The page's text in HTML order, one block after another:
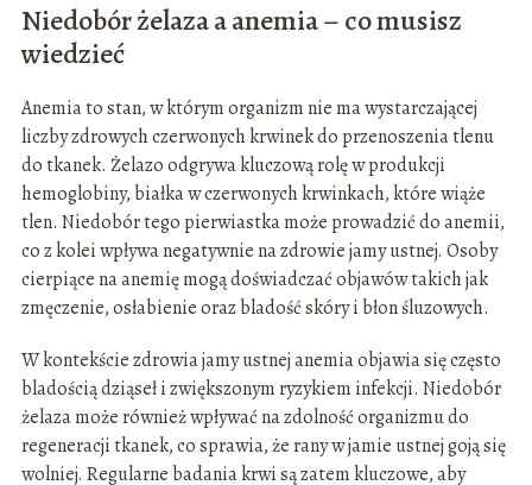
Niedobór żelaza a anemia – co musisz
wiedzieć
Anemia to stan, w którym organizm nie ma wystarczającej
liczby zdrowych czerwonych krwinek do przenoszenia tlenu
do tkanek. Żelazo odgrywa kluczową rolę w produkcji
hemoglobiny, białka w czerwonych krwinkach, które wiąże
tlen. Niedobór tego pierwiastka może prowadzić do anemii,
co z kolei wpływa negatywnie na zdrowie jamy ustnej. Osoby
cierpiące na anemię mogą doświadczać objawów takich jak
zmęczenie, osłabienie oraz bladość skóry i błon śluzowych.
W kontekście zdrowia jamy ustnej anemia objawia się często
bladością dziąseł i zwiększonym ryzykiem infekcji. Niedobór
żelaza może również wpływać na zdolność organizmu do
regeneracji tkanek, co sprawia, że rany w jamie ustnej goją się
wolniej. Regularne badania krwi są zatem kluczowe, aby